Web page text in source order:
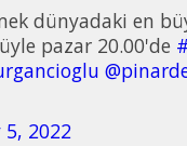
dünyadaki en
pazar 20.00'de
5, 2022